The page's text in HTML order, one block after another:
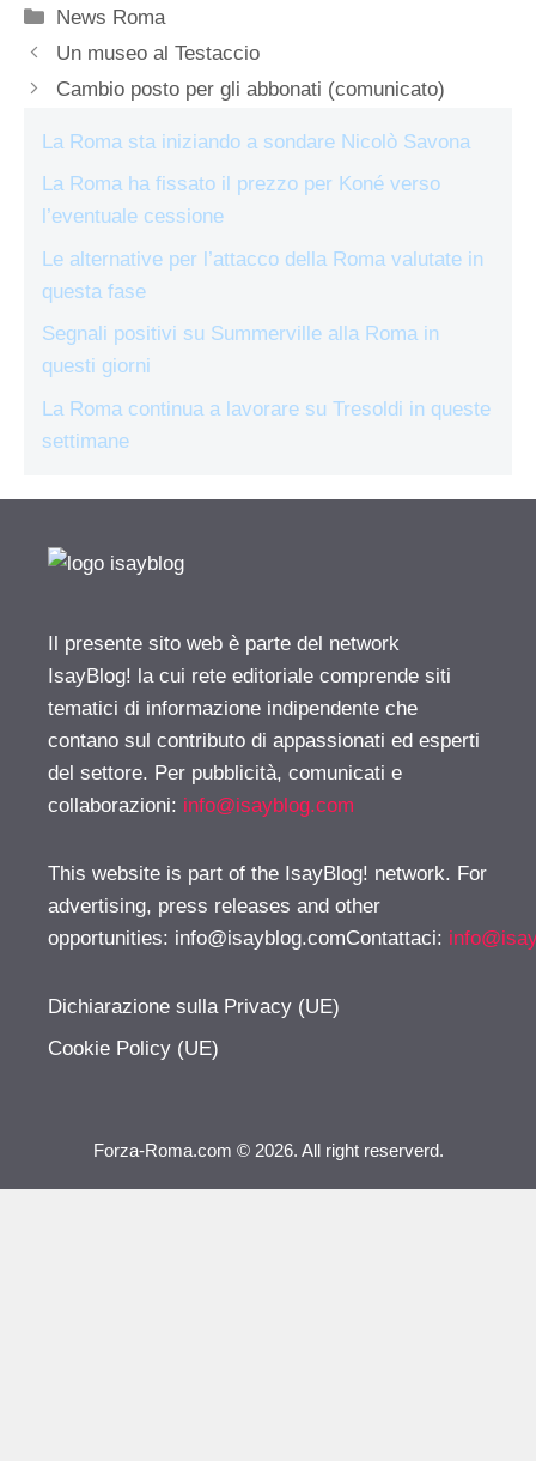
Categorie
News Roma
Un museo al Testaccio
Cambio posto per gli abbonati (comunicato)
La Roma sta iniziando a sondare Nicolò Savona
La Roma ha fissato il prezzo per Koné verso
l’eventuale cessione
Le alternative per l’attacco della Roma valutate in
questa fase
Segnali positivi su Summerville alla Roma in
questi giorni
La Roma continua a lavorare su Tresoldi in queste
settimane
Il presente sito web è parte del network
IsayBlog! la cui rete editoriale comprende siti
tematici di informazione indipendente che
contano sul contributo di appassionati ed esperti
del settore. Per pubblicità, comunicati e
collaborazioni: info@isayblog.com
This website is part of the IsayBlog! network. For
advertising, press releases and other
opportunities: info@isayblog.comContattaci:
Dichiarazione sulla Privacy (UE)
Cookie Policy (UE)
Forza-Roma.com © 2026. All right reserverd.